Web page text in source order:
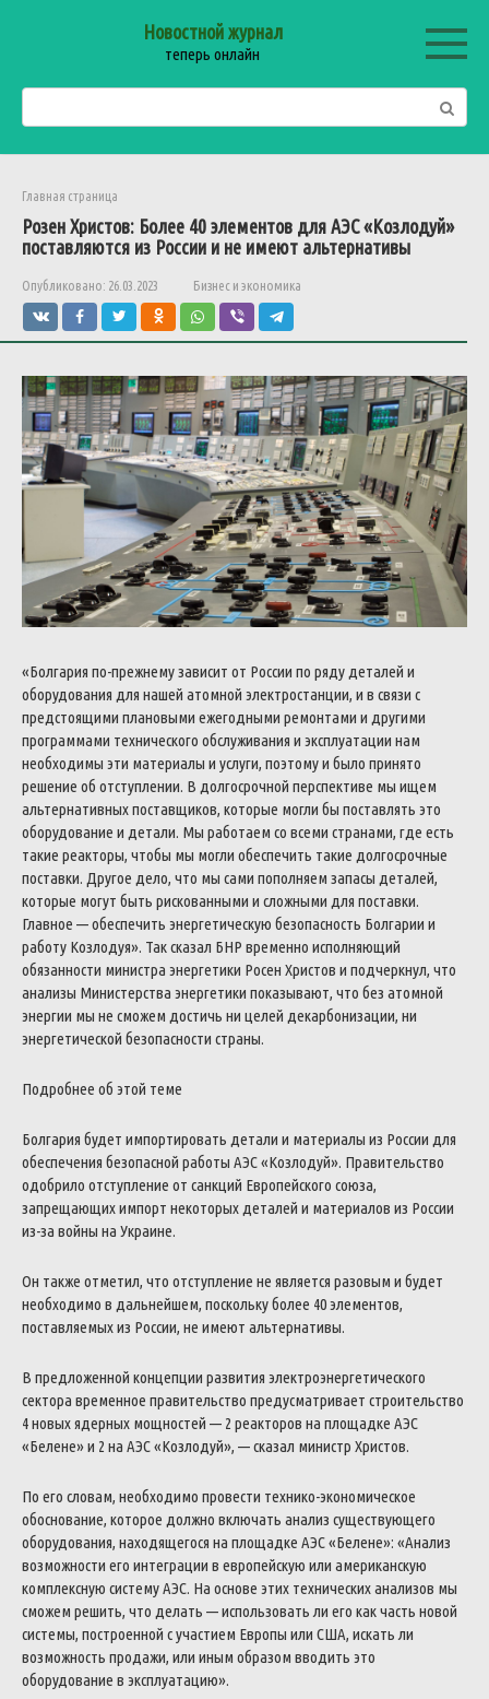
Новостной журнал
теперь онлайн
Главная страница
Розен Христов: Более 40 элементов для АЭС «Козлодуй»
поставляются из России и не имеют альтернативы
Опубликовано: 26.03.2023 Бизнес и экономика
«Болгария по-прежнему зависит от России по ряду деталей и
оборудования для нашей атомной электростанции, и в связи с
предстоящими плановыми ежегодными ремонтами и другими
программами технического обслуживания и эксплуатации нам
необходимы эти материалы и услуги, поэтому и было принято
решение об отступлении. В долгосрочной перспективе мы ищем
альтернативных поставщиков, которые могли бы поставлять это
оборудование и детали. Мы работаем со всеми странами, где есть
такие реакторы, чтобы мы могли обеспечить такие долгосрочные
поставки. Другое дело, что мы сами пополняем запасы деталей,
которые могут быть рискованными и сложными для поставки.
Главное — обеспечить энергетическую безопасность Болгарии и
работу Козлодуя». Так сказал БНР временно исполняющий
обязанности министра энергетики Росен Христов и подчеркнул, что
анализы Министерства энергетики показывают, что без атомной
энергии мы не сможем достичь ни целей декарбонизации, ни
энергетической безопасности страны.
Подробнее об этой теме
Болгария будет импортировать детали и материалы из России для
обеспечения безопасной работы АЭС «Козлодуй». Правительство
одобрило отступление от санкций Европейского союза,
запрещающих импорт некоторых деталей и материалов из России
из-за войны на Украине.
Он также отметил, что отступление не является разовым и будет
необходимо в дальнейшем, поскольку более 40 элементов,
поставляемых из России, не имеют альтернативы.
В предложенной концепции развития электроэнергетического
сектора временное правительство предусматривает строительство
4 новых ядерных мощностей — 2 реакторов на площадке АЭС
«Белене» и 2 на АЭС «Козлодуй», — сказал министр Христов.
По его словам, необходимо провести технико-экономическое
обоснование, которое должно включать анализ существующего
оборудования, находящегося на площадке АЭС «Белене»: «Анализ
возможности его интеграции в европейскую или американскую
комплексную систему АЭС. На основе этих технических анализов мы
сможем решить, что делать — использовать ли его как часть новой
системы, построенной с участием Европы или США, искать ли
возможность продажи, или иным образом вводить это
оборудование в эксплуатацию».